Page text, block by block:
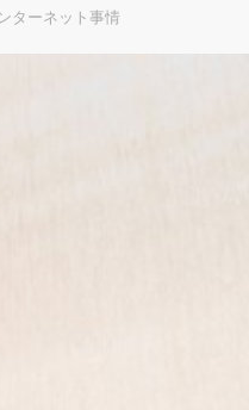
ターネット事情